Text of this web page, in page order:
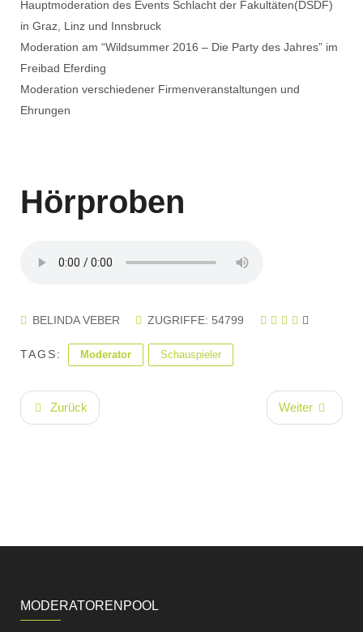
Hauptmoderation des Events Schlacht der Fakultäten(DSDF)
in Graz, Linz und Innsbruck
Moderation am “Wildsummer 2016 – Die Party des Jahres” im
Freibad Eferding
Moderation verschiedener Firmenveranstaltungen und
Ehrungen
Hörproben
BELINDA VEBER ZUGRIFFE: 54799
TAGS: Moderator Schauspieler
Zurück Weiter
MODERATORENPOOL